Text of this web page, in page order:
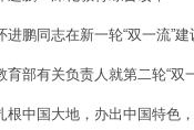
进鹏同志在新一轮“双一流”
育部有关负责人就第二轮“双
根中国大地，办出中国特色